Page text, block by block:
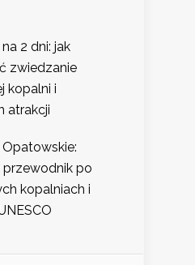
2 dni: jak
zwiedzanie
kopalni i
atrakcji
po
kopalniach i